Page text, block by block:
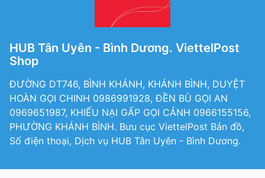
HUB Tân Uyên - Bình Dương. ViettelPost
Shop
ĐƯỜNG DT746, BÌNH KHÁNH, KHÁNH BÌNH, DUYỆT
HOÀN GỌI CHINH 0986991928, ĐỀN BÙ GỌI AN
0969651987, KHIẾU NẠI GẤP GỌI CẢNH 0966155156,
PHƯỜNG KHÁNH BÌNH. Bưu cục ViettelPost Bản đồ,
Số điện thoại, Dịch vụ HUB Tân Uyên - Bình Dương.